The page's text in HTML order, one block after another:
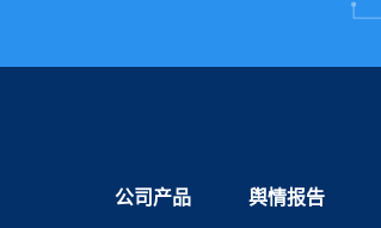
公司产品 舆情报告